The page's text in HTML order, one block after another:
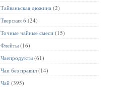
Тайваньская дюжина (2)
Тверская 6 (24)
Точные чайные смеси (15)
Флейты (16)
Чаепродукты (61)
Чаи без правил (14)
Чай (395)